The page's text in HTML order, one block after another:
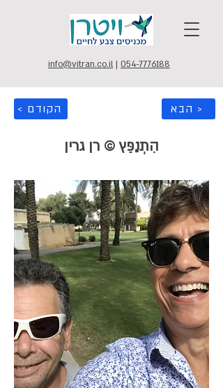
info@vitran.co.il | 054-7776188
< הקודם הבא >
הִתְנַפֵּץ © רן גרין